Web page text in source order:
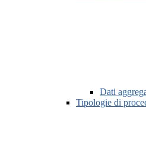
Dati
Tipologie di